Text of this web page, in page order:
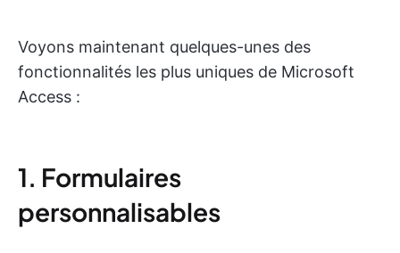
Voyons maintenant quelques-unes des
fonctionnalités les plus uniques de Microsoft
Access :
1. Formulaires
personnalisables